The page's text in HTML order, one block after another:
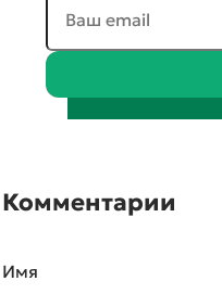
Комментарии
Имя